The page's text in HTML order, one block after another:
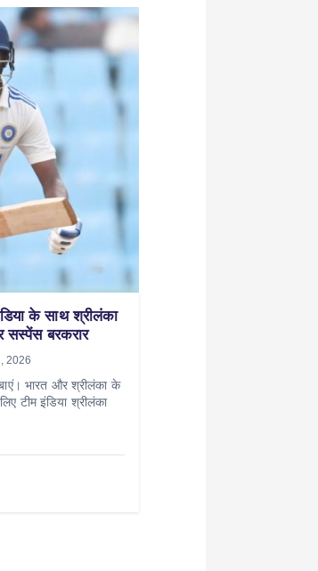
के साथ श्रीलंका
सस्पेंस बरकरार
2026
भारत और श्रीलंका के
टीम इंडिया श्रीलंका